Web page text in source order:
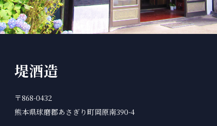
堤酒造
〒868-0432
熊本県球磨郡あさぎり町岡原南390-4